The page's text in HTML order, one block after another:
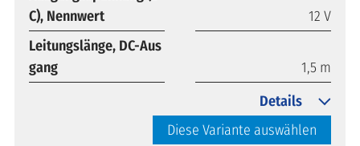
C), Nennwert
12 V
Leitungslänge, DC-Aus
gang
1,5 m
Diese Variante auswählen
Details